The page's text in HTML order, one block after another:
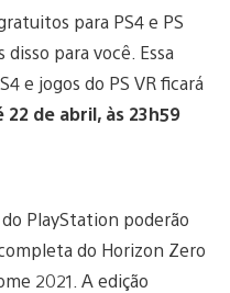
para PS4 e PS
para você. Essa
e jogos do PS VR ficará
de abril, às 23h59
PlayStation poderão
do Horizon Zero
2021. A edição